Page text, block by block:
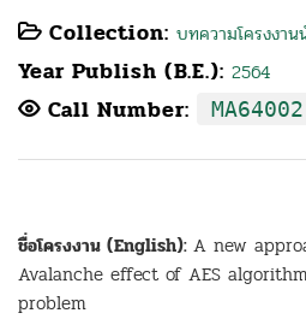
Collection: บทความโครงงาน
Year Publish (B.E.): 2564
Call Number: MA64002
ชื่อโครงงาน (English): A new
Avalanche effect of AES
problem